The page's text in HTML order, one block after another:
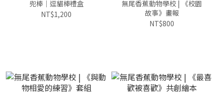
兜棒｜逗貓棒禮盒
NT$1,200
無尾香蕉動物學校 | 《校園
故事》畫報
NT$800